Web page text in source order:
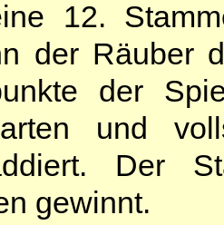
12.
der Räuber
der
und
Der
gewinnt.